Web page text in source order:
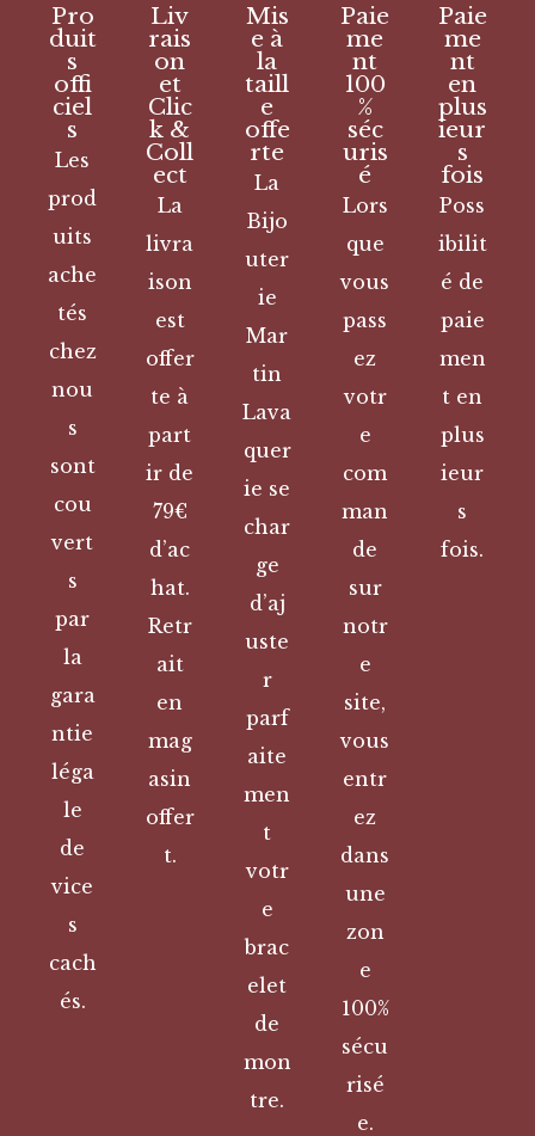
Pro
duit
s
offi
ciel
s
Les
prod
uits
ache
tés
chez
nou
s
sont
cou
vert
s
par
la
gara
ntie
léga
le
de
vice
s
cach
és.
Liv
rais
on
et
Clic
k &
Coll
ect
La
livra
ison
est
offer
te à
part
ir de
79€
d’ac
hat.
Retr
ait
en
mag
asin
offer
t.
Mis
e à
la
taill
e
offe
rte
La
Bijo
uter
ie
Mar
tin
Lava
quer
ie se
char
ge
d’aj
uste
r
parf
aite
men
t
votr
e
brac
elet
de
mon
tre.
Paie
me
nt
100
%
séc
uris
é
Lors
que
vous
pass
ez
votr
e
com
man
de
sur
notr
e
site,
vous
entr
ez
dans
une
zon
e
100%
sécu
risé
e.
Paie
me
nt
en
plus
ieur
s
fois
Poss
ibilit
é de
paie
men
t en
plus
ieur
s
fois.